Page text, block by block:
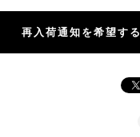
再入荷通知を希望する